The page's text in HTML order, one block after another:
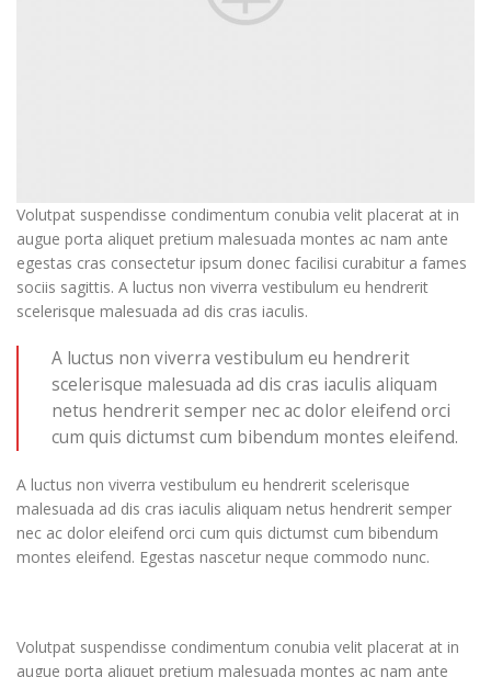
Volutpat suspendisse condimentum conubia velit placerat at in
augue porta aliquet pretium malesuada montes ac nam ante
egestas cras consectetur ipsum donec facilisi curabitur a fames
sociis sagittis. A luctus non viverra vestibulum eu hendrerit
scelerisque malesuada ad dis cras iaculis.
A luctus non viverra vestibulum eu hendrerit
scelerisque malesuada ad dis cras iaculis aliquam
netus hendrerit semper nec ac dolor eleifend orci
cum quis dictumst cum bibendum montes eleifend.
A luctus non viverra vestibulum eu hendrerit scelerisque
malesuada ad dis cras iaculis aliquam netus hendrerit semper
nec ac dolor eleifend orci cum quis dictumst cum bibendum
montes eleifend. Egestas nascetur neque commodo nunc.
Volutpat suspendisse condimentum conubia velit placerat at in
augue porta aliquet pretium malesuada montes ac nam ante